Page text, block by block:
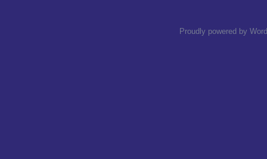
Proudly powered by